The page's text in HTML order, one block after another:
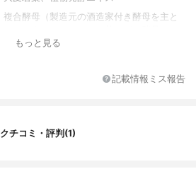
複合酵母（製造元の酒造家付き酵母を主と
ッカロミセスセレビシエ菌（フランス産）
けて熟成発酵させたエキスを加熱しないで
来） 植物発酵エキス 原材料 全107種類（季
もっと見る
記載情報ミス報告
クチコミ・評判(1)